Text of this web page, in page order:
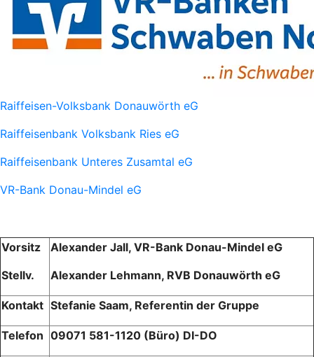
Raiffeisen-Volksbank Donauwörth eG
Raiffeisenbank Volksbank Ries eG
Raiffeisenbank Unteres Zusamtal eG
VR-Bank Donau-Mindel eG
Vorsitz
Stellv.
Alexander Jall, VR-Bank Donau-Mindel eG
Alexander Lehmann, RVB Donauwörth eG
Kontakt Stefanie Saam, Referentin der Gruppe
Telefon 09071 581-1120 (Büro) DI-DO